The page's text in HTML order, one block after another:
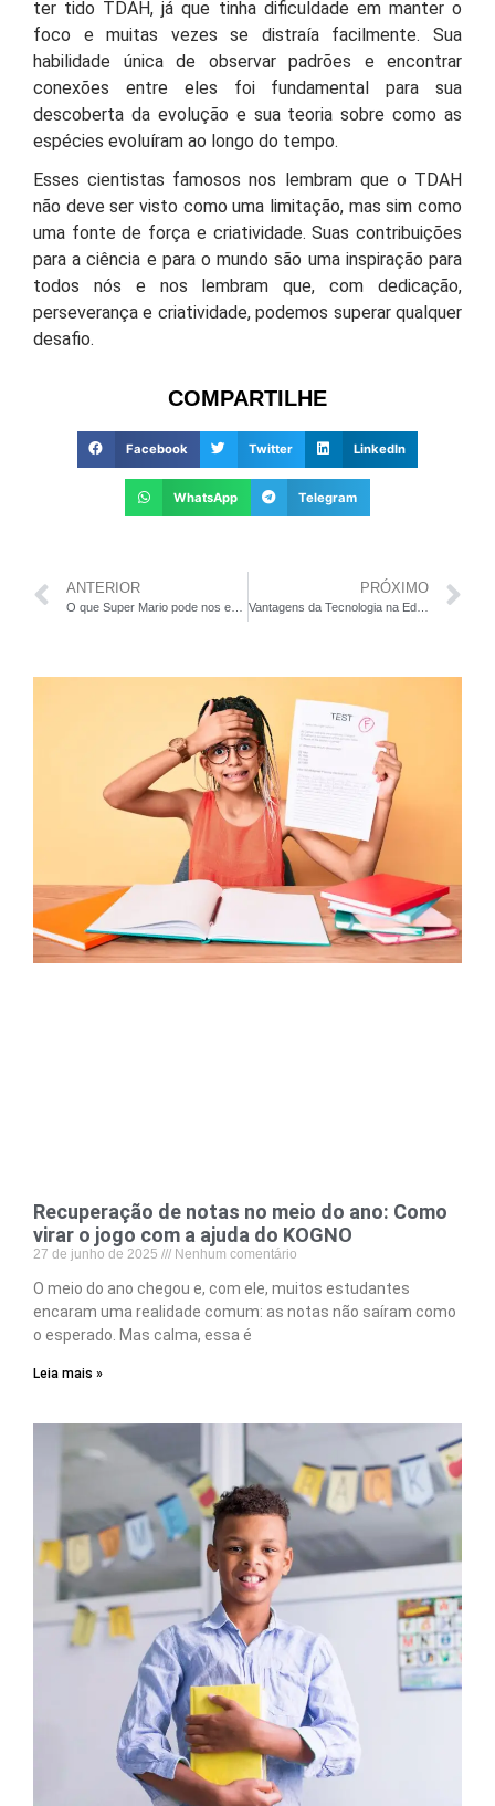
ter tido TDAH, já que tinha dificuldade em manter o
foco e muitas vezes se distraía facilmente. Sua
habilidade única de observar padrões e encontrar
conexões entre eles foi fundamental para sua
descoberta da evolução e sua teoria sobre como as
espécies evoluíram ao longo do tempo.
Esses cientistas famosos nos lembram que o TDAH
não deve ser visto como uma limitação, mas sim como
uma fonte de força e criatividade. Suas contribuições
para a ciência e para o mundo são uma inspiração para
todos nós e nos lembram que, com dedicação,
perseverança e criatividade, podemos superar qualquer
desafio.
COMPARTILHE
Facebook Twitter LinkedIn
WhatsApp Telegram
ANTERIOR PRÓXIMO
Vantagens da Tecnologia na Educação Inclusiva: Promovendo uma Aprendizagem Personalizada
Recuperação de notas no meio do ano: Como
virar o jogo com a ajuda do KOGNO
27 de junho de 2025 Nenhum comentário
O meio do ano chegou e, com ele, muitos estudantes
encaram uma realidade comum: as notas não saíram como
o esperado. Mas calma, essa é
Leia mais »